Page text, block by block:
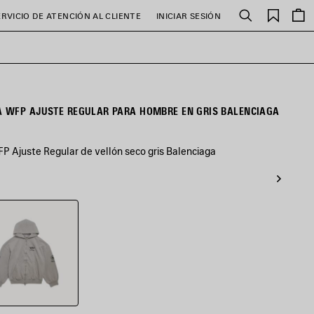
DE ATENCIÓN AL CLIENTE INICIAR SESIÓN Buscar
WFP AJUSTE REGULAR PARA HOMBRE EN GRIS BALENCIAGA
Ajuste Regular de vellón seco gris Balenciaga